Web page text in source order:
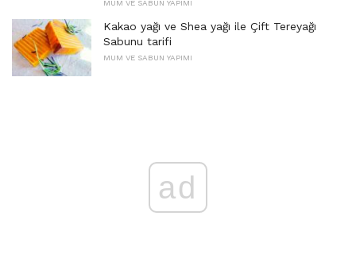
MUM VE SABUN YAPIMI
Kakao yağı ve Shea yağı ile Çift Tereyağı
Sabunu tarifi
MUM VE SABUN YAPIMI
ad